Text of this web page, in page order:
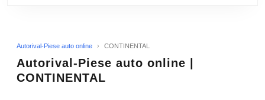
Autorival-Piese auto online › CONTINENTAL
Autorival-Piese auto online |
CONTINENTAL